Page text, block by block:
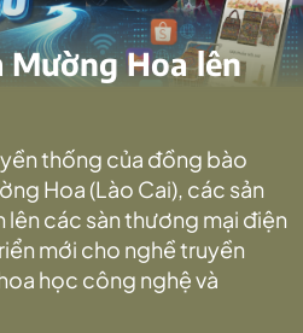
Hoa lên
thống của đồng bào
Hoa (Lào Cai), các sản
các sàn thương mại điện
mới cho nghề truyền
học công nghệ và